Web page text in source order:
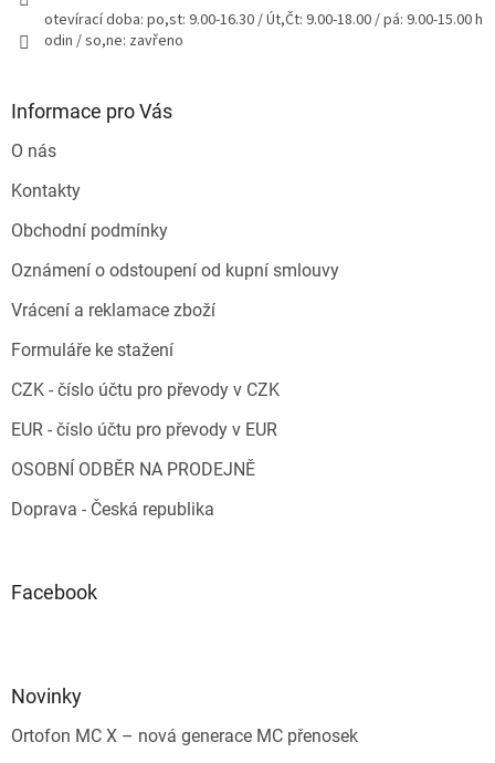
otevírací doba: po,st: 9.00-16.30 / Út,Čt: 9.00-18.00 / pá: 9.00-15.00 h
odin / so,ne: zavřeno
Informace pro Vás
O nás
Kontakty
Obchodní podmínky
Oznámení o odstoupení od kupní smlouvy
Vrácení a reklamace zboží
Formuláře ke stažení
CZK - číslo účtu pro převody v CZK
EUR - číslo účtu pro převody v EUR
OSOBNÍ ODBĚR NA PRODEJNĚ
Doprava - Česká republika
Facebook
Novinky
Ortofon MC X – nová generace MC přenosek